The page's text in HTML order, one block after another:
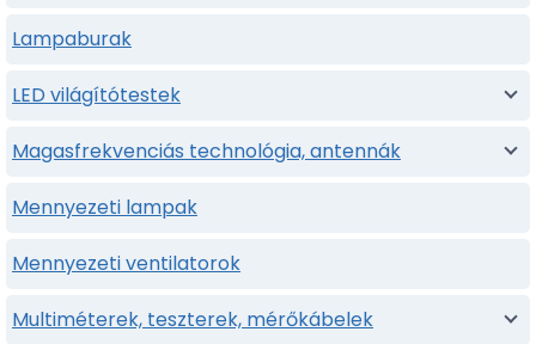
Lampaburak
LED világítótestek
Magasfrekvenciás technológia, antennák
Mennyezeti lampak
Mennyezeti ventilatorok
Multiméterek, teszterek, mérőkábelek